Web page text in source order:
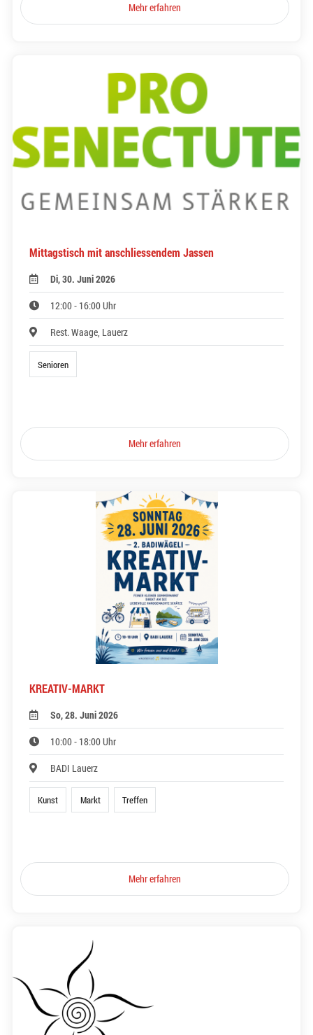
Mehr erfahren
Mittagstisch mit anschliessendem Jassen
Di, 30. Juni 2026
12:00 - 16:00 Uhr
Rest. Waage, Lauerz
Senioren
Mehr erfahren
KREATIV-MARKT
So, 28. Juni 2026
10:00 - 18:00 Uhr
BADI Lauerz
Kunst Markt Treffen
Mehr erfahren